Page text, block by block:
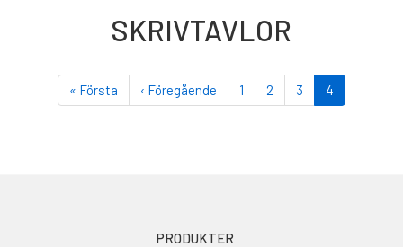
SKRIVTAVLOR
Paginering
First
page
« Första
Föregående
sida
‹ Föregående Sida
1 Sida
2 Sida
3
Nuvarande
sida
4
PRODUKTER